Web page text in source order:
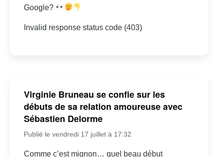
Google?
Invalid response status code (403)
Virginie Bruneau se confie sur les
débuts de sa relation amoureuse avec
Sébastien Delorme
Publié le vendredi 17 juillet à 17:32
Comme c’est mignon… quel beau début